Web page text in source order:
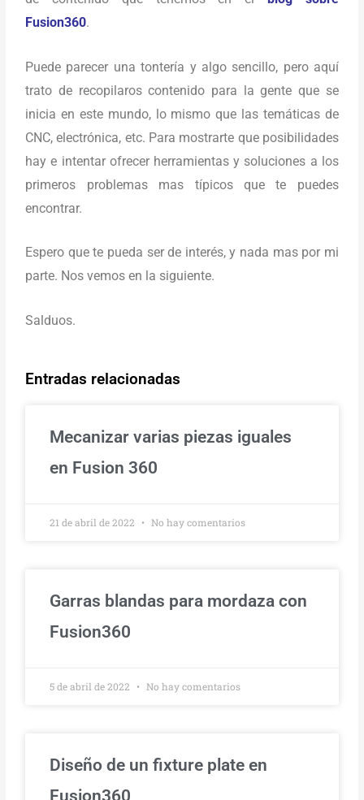
Fusion360.
Puede parecer una tontería y algo sencillo, pero aquí
trato de recopilaros contenido para la gente que se
inicia en este mundo, lo mismo que las temáticas de
CNC, electrónica, etc. Para mostrarte que posibilidades
hay e intentar ofrecer herramientas y soluciones a los
primeros problemas mas típicos que te puedes
encontrar.
Espero que te pueda ser de interés, y nada mas por mi
parte. Nos vemos en la siguiente.
Salduos.
Entradas relacionadas
Mecanizar varias piezas iguales
en Fusion 360
21 de abril de 2022 No hay comentarios
Garras blandas para mordaza con
Fusion360
5 de abril de 2022 No hay comentarios
Diseño de un fixture plate en
Fusion360